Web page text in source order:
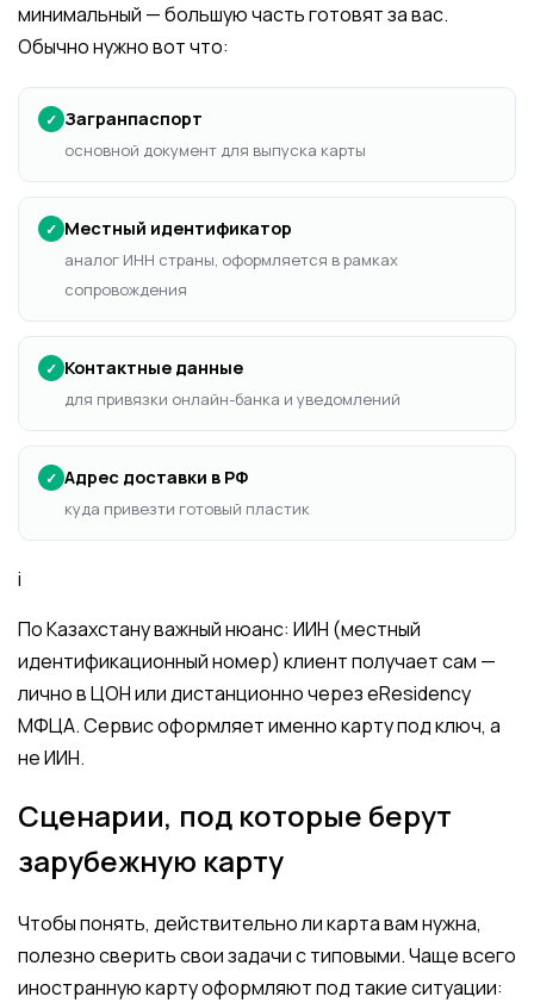
минимальный — большую часть готовят за вас.
Обычно нужно вот что:
✓ Загранпаспорт
основной документ для выпуска карты
✓ Местный идентификатор
аналог ИНН страны, оформляется в рамках
сопровождения
✓ Контактные данные
для привязки онлайн-банка и уведомлений
✓ Адрес доставки в РФ
куда привезти готовый пластик
i
По Казахстану важный нюанс: ИИН (местный
идентификационный номер) клиент получает сам —
лично в ЦОН или дистанционно через eResidency
МФЦА. Сервис оформляет именно карту под ключ, а
не ИИН.
Сценарии, под которые берут
зарубежную карту
Чтобы понять, действительно ли карта вам нужна,
полезно сверить свои задачи с типовыми. Чаще всего
иностранную карту оформляют под такие ситуации: